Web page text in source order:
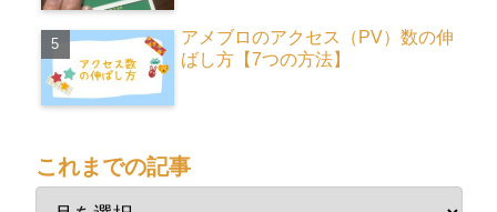
アメブロのアクセス（PV）数の伸
ばし方【7つの方法】
これまでの記事